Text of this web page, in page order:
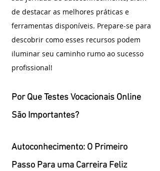
de destacar as melhores práticas e
ferramentas disponíveis. Prepare-se para
descobrir como esses recursos podem
iluminar seu caminho rumo ao sucesso
profissional!
Por Que Testes Vocacionais Online
São Importantes?
Autoconhecimento: O Primeiro
Passo Para uma Carreira Feliz